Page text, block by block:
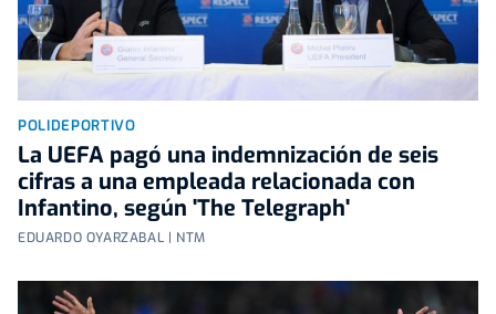
POLIDEPORTIVO
La UEFA pagó una indemnización de seis
cifras a una empleada relacionada con
Infantino, según 'The Telegraph'
EDUARDO OYARZABAL | NTM